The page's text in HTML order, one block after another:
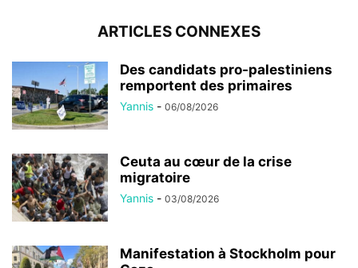
ARTICLES CONNEXES
Des candidats pro-palestiniens
remportent des primaires
Yannis - 06/08/2026
Ceuta au cœur de la crise
migratoire
Yannis - 03/08/2026
Manifestation à Stockholm pour